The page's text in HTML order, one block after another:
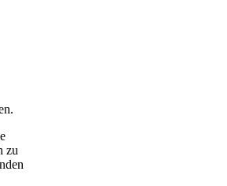
zu